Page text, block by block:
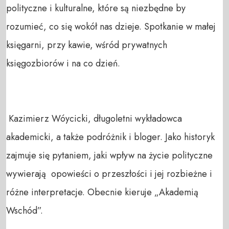
polityczne i kulturalne, które są niezbędne by
rozumieć, co się wokół nas dzieje. Spotkanie w małej
księgarni, przy kawie, wśród prywatnych
księgozbiorów i na co dzień.
akademicki, a także podróżnik i bloger. Jako historyk
zajmuje się pytaniem, jaki wpływ na życie polityczne
wywierają  opowieści o przeszłości i jej rozbieżne i
różne interpretacje. Obecnie kieruje „Akademią
Wschód”.